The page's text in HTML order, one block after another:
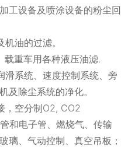
工设备及喷涂设备的粉尘回
油的过滤。
载重车用各种液压油滤.
滑系统、速度控制系统、旁
及除尘系统的净化。
，空分制O2, CO2
和电子管、燃烧气、传输
璃、气动控制、真空吊板；